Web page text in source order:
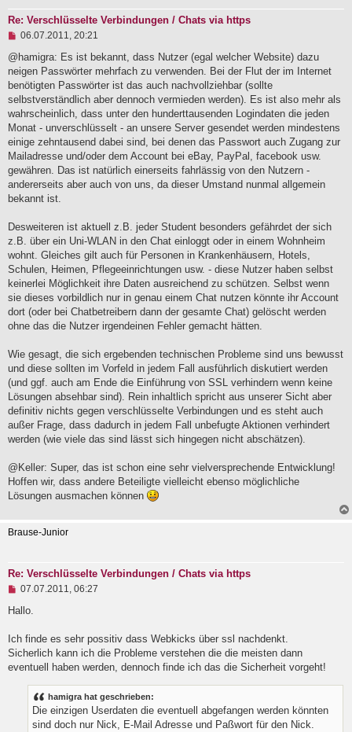
Re: Verschlüsselte Verbindungen / Chats via https
U
g
e
e
s
e
e
r
B
e
t
r
06.07.2011, 20:21
@hamigra: Es ist bekannt, dass Nutzer (egal welcher Website) dazu
neigen Passwörter mehrfach zu verwenden. Bei der Flut der im Internet
benötigten Passwörter ist das auch nachvollziehbar (sollte
selbstverständlich aber dennoch vermieden werden). Es ist also mehr als
wahrscheinlich, dass unter den hunderttausenden Logindaten die jeden
Monat - unverschlüsselt - an unsere Server gesendet werden mindestens
einige zehntausend dabei sind, bei denen das Passwort auch Zugang zur
Mailadresse und/oder dem Account bei eBay, PayPal, facebook usw.
gewähren. Das ist natürlich einerseits fahrlässig von den Nutzern -
andererseits aber auch von uns, da dieser Umstand nunmal allgemein
bekannt ist.
Desweiteren ist aktuell z.B. jeder Student besonders gefährdet der sich
z.B. über ein Uni-WLAN in den Chat einloggt oder in einem Wohnheim
wohnt. Gleiches gilt auch für Personen in Krankenhäusern, Hotels,
Schulen, Heimen, Pflegeeinrichtungen usw. - diese Nutzer haben selbst
keinerlei Möglichkeit ihre Daten ausreichend zu schützen. Selbst wenn
sie dieses vorbildlich nur in genau einem Chat nutzen könnte ihr Account
dort (oder bei Chatbetreibern dann der gesamte Chat) gelöscht werden
ohne das die Nutzer irgendeinen Fehler gemacht hätten.
Wie gesagt, die sich ergebenden technischen Probleme sind uns bewusst
und diese sollten im Vorfeld in jedem Fall ausführlich diskutiert werden
(und ggf. auch am Ende die Einführung von SSL verhindern wenn keine
Lösungen absehbar sind). Rein inhaltlich spricht aus unserer Sicht aber
definitiv nichts gegen verschlüsselte Verbindungen und es steht auch
außer Frage, dass dadurch in jedem Fall unbefugte Aktionen verhindert
werden (wie viele das sind lässt sich hingegen nicht abschätzen).
@Keller: Super, das ist schon eine sehr vielversprechende Entwicklung!
Hoffen wir, dass andere Beteiligte vielleicht ebenso möglichliche
Lösungen ausmachen können
Brause-Junior
Re: Verschlüsselte Verbindungen / Chats via https
U
g
l
e
s
e
07.07.2011, 06:27
Hallo.
Ich finde es sehr possitiv dass Webkicks über ssl nachdenkt.
Sicherlich kann ich die Probleme verstehen die die meisten dann
eventuell haben werden, dennoch finde ich das die Sicherheit vorgeht!
hamigra hat geschrieben:
Die einzigen Userdaten die eventuell abgefangen werden könnten
sind doch nur Nick, E-Mail Adresse und Paßwort für den Nick.